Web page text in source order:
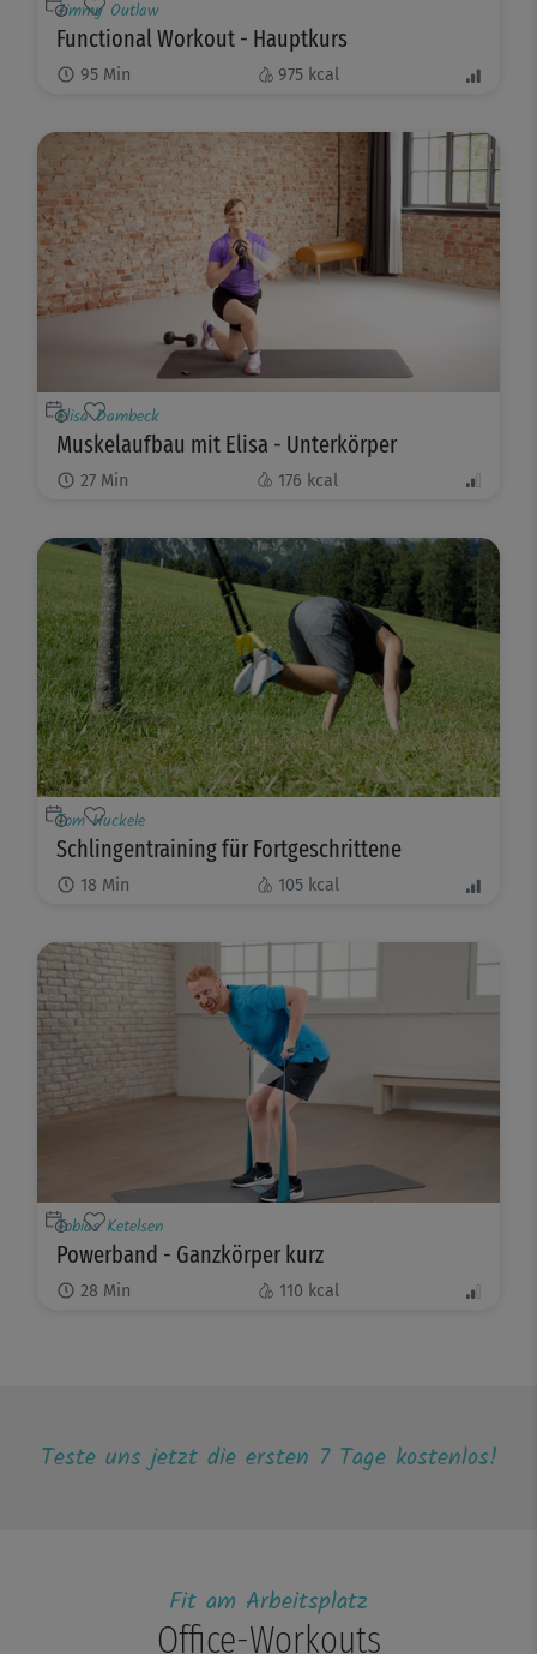
Jimmy Outlaw
Functional Workout - Hauptkurs
95 Min 975 kcal
Elisa Dambeck
Muskelaufbau mit Elisa - Unterkörper
27 Min 176 kcal
Tom Huckele
Schlingentraining für Fortgeschrittene
18 Min 105 kcal
Tobias Ketelsen
Powerband - Ganzkörper kurz
28 Min 110 kcal
Teste uns jetzt die ersten 7 Tage kostenlos!
Fit am Arbeitsplatz
Office-Workouts